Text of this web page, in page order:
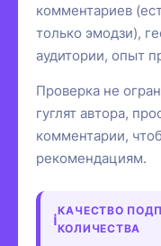
комментариев
только эмодзи),
аудитории, опыт
Проверка не
гуглят автора,
комментарии,
рекомендациям.
КАЧЕСТВО
КОЛИЧЕСТВА